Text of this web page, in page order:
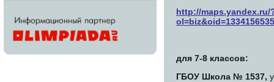
http://maps.yandex.ru/
для 7-8 классов:
ГБОУ Школа № 1537,